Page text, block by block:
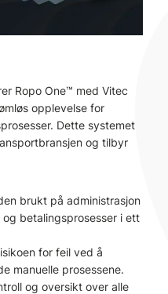
Ropo One™ med Vitec
opplevelse for
Dette systemet
og tilbyr
brukt på administrasjon
betalingsprosesser i ett
for feil ved å
manuelle prosessene.
og oversikt over alle